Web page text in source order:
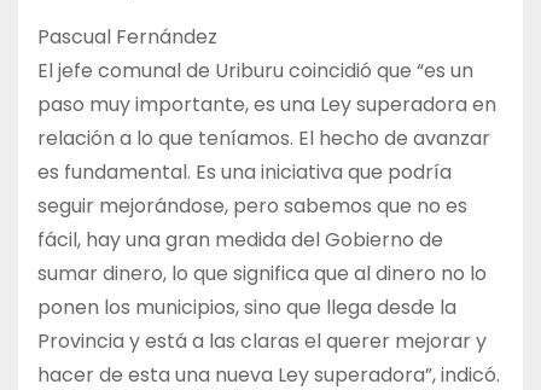
Pascual Fernández
El jefe comunal de Uriburu coincidió que “es un
paso muy importante, es una Ley superadora en
relación a lo que teníamos. El hecho de avanzar
es fundamental. Es una iniciativa que podría
seguir mejorándose, pero sabemos que no es
fácil, hay una gran medida del Gobierno de
sumar dinero, lo que significa que al dinero no lo
ponen los municipios, sino que llega desde la
Provincia y está a las claras el querer mejorar y
hacer de esta una nueva Ley superadora”, indicó.